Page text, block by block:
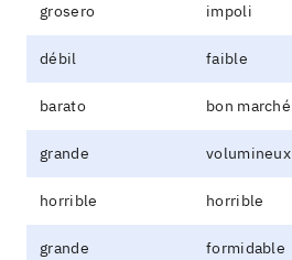
grosero impoli
débil faible
barato bon marché
grande volumineux
horrible horrible
grande formidable